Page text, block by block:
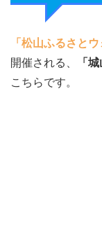
「松山ふるさと
開催される、
「
こちらです。